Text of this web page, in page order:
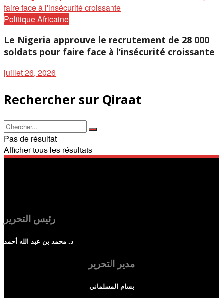
Politique Africaine
Le Nigeria approuve le recrutement de 28 000
soldats pour faire face à l’insécurité croissante
juillet 26, 2026
Rechercher sur Qiraat
Pas de résultat
Afficher tous les résultats
رئيس التحرير
د. محمد بن عبد الله أحمد
مدير التحرير
بسام المسلماني